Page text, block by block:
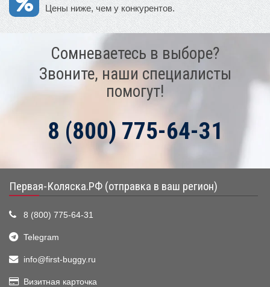
Цены ниже, чем у конкурентов.
Сомневаетесь в выборе?
Звоните, наши специалисты
помогут!
8 (800) 775-64-31
Первая-Коляска.РФ (отправка в ваш регион)
8 (800) 775-64-31
Telegram
info@first-buggy.ru
Визитная карточка